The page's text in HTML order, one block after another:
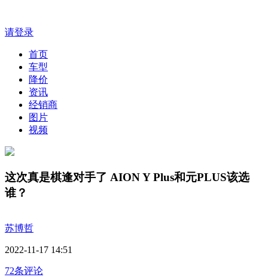
请登录
首页
车型
降价
资讯
经销商
图片
视频
这次真是棋逢对手了 AION Y Plus和元PLUS该选
谁？
苏博哲
2022-11-17 14:51
72条评论